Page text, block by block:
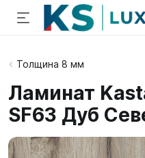
Толщина 8 мм
Ламинат
SF63 Дуб